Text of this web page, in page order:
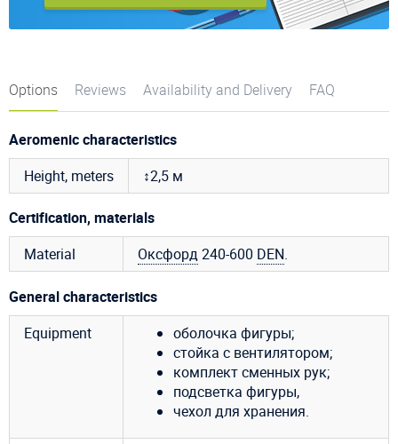
Options Reviews Availability and Delivery FAQ
Aeromenic characteristics
Height, meters
↕2,5 м
Certification, materials
Material
Оксфорд240-600 DEN.
General characteristics
Equipment
оболочка фигуры;
стойка с вентилятором;
комплект сменных рук;
подсветка фигуры,
чехол для хранения.